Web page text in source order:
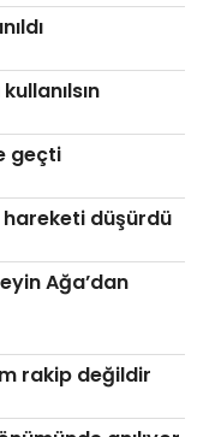
geçti
hareketi düşürdü
Ağa’dan
rakip değildir